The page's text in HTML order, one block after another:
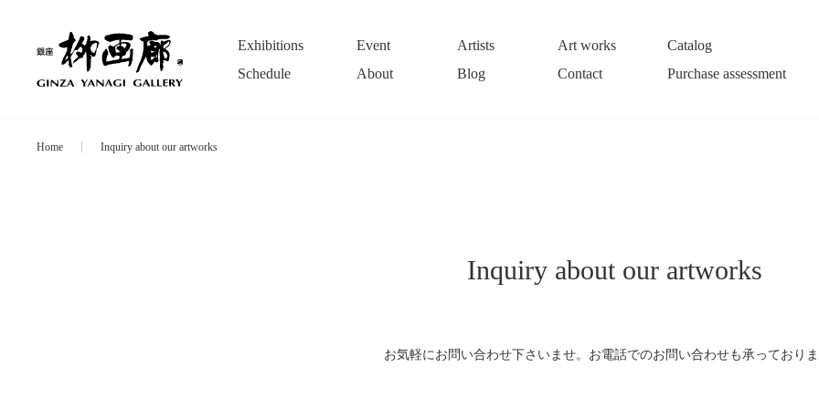
Exhibitions Event Artists Art works
Catalog
Schedule
About Blog Contact Purchase assessment
Home Inquiry about our artworks
Inquiry about our artworks
お気軽にお問い合わせ下さいませ。お電話でのお問い合わせも承っており